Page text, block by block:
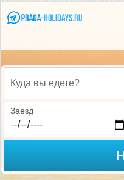
Куда вы едете?
Заезд